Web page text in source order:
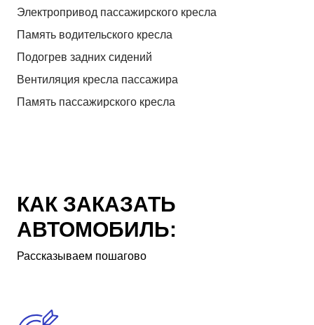
Электропривод пассажирского кресла
Память водительского кресла
Подогрев задних сидений
Вентиляция кресла пассажира
Память пассажирского кресла
КАК ЗАКАЗАТЬ
АВТОМОБИЛЬ:
Рассказываем пошагово